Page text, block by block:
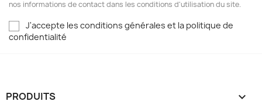
nos informations de contact dans les conditions d'utilisation du site.
J'accepte les conditions générales et la politique de
confidentialité
PRODUITS 